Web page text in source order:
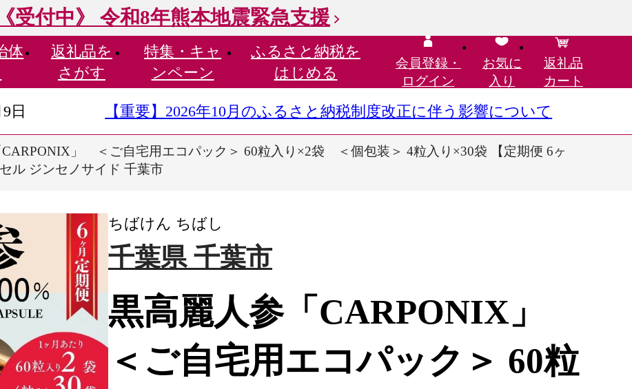
《受付中》 令和8年熊本地震緊急支援
体
返礼品を
さがす
特集・ キャ
ンペーン
ふるさと納税を
はじめる
会員登録・
ログイン
お気に
入り
返礼品
カート
日 【重要】2026年10月のふるさと納税制度改正に伴う影響について
」 ＜ご自宅用エコパック＞ 60粒入り×2袋 ＜個包装＞ 4粒入り×30袋 【定期便 6ヶ
ル ジンセノサイド 千葉市
ちばけん ちばし
千葉県 千葉市
黒高麗人参「CARPONIX」
＜ご自宅用エコパック＞ 60粒